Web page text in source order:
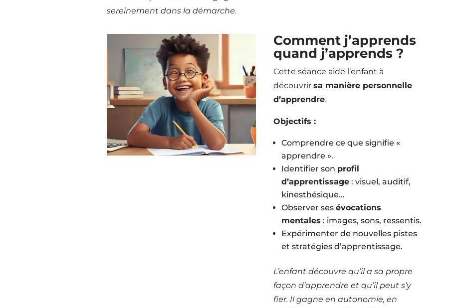
sereinement dans la démarche.
Comment j’apprends
quand j’apprends ?
Cette séance aide l’enfant à
découvrir sa manière personnelle
d’apprendre.
Objectifs :
Comprendre ce que signifie «
apprendre ».
Identifier son profil
d’apprentissage : visuel, auditif,
kinesthésique…
Observer ses évocations
mentales : images, sons, ressentis.
Expérimenter de nouvelles pistes
et stratégies d’apprentissage.
L’enfant découvre qu’il a sa propre
façon d’apprendre et qu’il peut s’y
fier. Il gagne en autonomie, en